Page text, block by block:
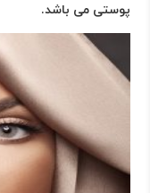
پوستی می باشد.